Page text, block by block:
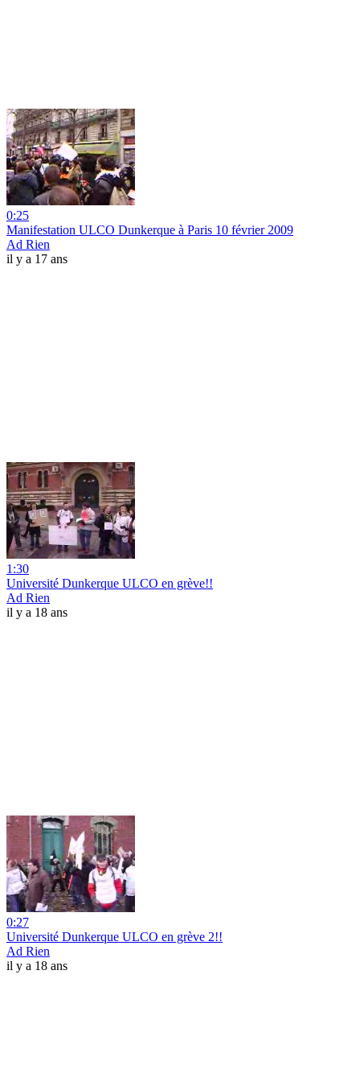
0:25
Manifestation ULCO Dunkerque à Paris 10 février 2009
Ad Rien
il y a 17 ans
1:30
Université Dunkerque ULCO en grève!!
Ad Rien
il y a 18 ans
0:27
Université Dunkerque ULCO en grève 2!!
Ad Rien
il y a 18 ans